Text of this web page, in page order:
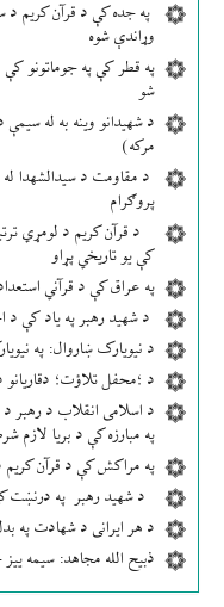
په جده کې د قرآن کریم د
وړاندې شوه
په قطر کې په جوماتونو
شو
د شهیدانو وینه به له
مرکه)
د مقاومت د سیدالشهدا
پروګرام
د قرآن کریم د لومړي
کې یو تاریخي پړاو
په عراق کې د قرآني
د شهید رهبر په یاد کې د
د نیویارک ښاروال: په
د ؛محفل تلاؤت؛
د اسلامی انقلاب د
په مبارزه کې د بریا لازم
په مراکش کې د قرآن کریم
د شهید رهبر په درنښت
د هر ایرانی د شهادت په
ذبیح الله مجاهد: سیمه